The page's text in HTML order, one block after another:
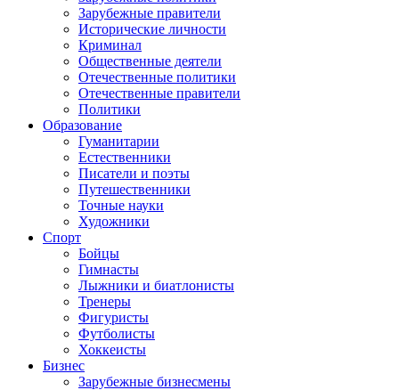
Зарубежные правители
Исторические личности
Криминал
Общественные деятели
Отечественные политики
Отечественные правители
Политики
Образование
Гуманитарии
Естественники
Писатели и поэты
Путешественники
Точные науки
Художники
Спорт
Бойцы
Гимнасты
Лыжники и биатлонисты
Тренеры
Фигуристы
Футболисты
Хоккеисты
Бизнес
Зарубежные бизнесмены